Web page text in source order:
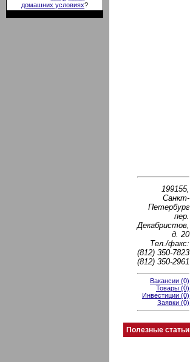
домашних условиях?
199155,
Санкт-
Петербург
пер.
Декабристов,
д. 20
Тел./факс:
(812) 350-7823
(812) 350-2961
Вакансии (0)
Товары (0)
Инвестиции (0)
Заявки (0)
Полезные статьи